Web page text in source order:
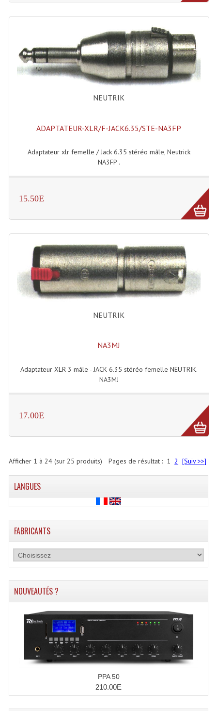
NEUTRIK
ADAPTATEUR-XLR/F-JACK6.35/STE-NA3FP
Adaptateur xlr femelle / Jack 6.35 stéréo mâle, Neutrick
NA3FP .
15.50E
NEUTRIK
NA3MJ
Adaptateur XLR 3 mâle - JACK 6.35 stéréo femelle NEUTRIK.
NA3MJ
17.00E
Pages de résultat : 1 2 [Suiv >>]
Afficher 1 à 24(sur 25 produits)
LANGUES
FABRICANTS
NOUVEAUTÉS ?
PPA 50
210.00E